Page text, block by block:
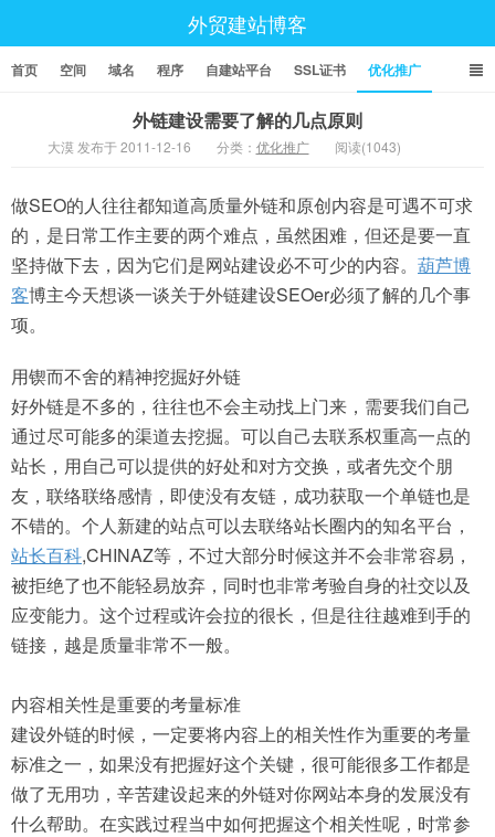
外贸建站博客
首页 空间 域名 程序 自建站平台 SSL证书 优化推广
外链建设需要了解的几点原则
大漠 发布于 2011-12-16 分类： 优化推广 阅读(1043)
做SEO的人往往都知道高质量外链和原创内容是可遇不可求
的，是日常工作主要的两个难点，虽然困难，但还是要一直
坚持做下去，因为它们是网站建设必不可少的内容。 葫芦博
客博主今天想谈一谈关于外链建设SEOer必须了解的几个事
项。
用锲而不舍的精神挖掘好外链
好外链是不多的，往往也不会主动找上门来，需要我们自己
通过尽可能多的渠道去挖掘。可以自己去联系权重高一点的
站长，用自己可以提供的好处和对方交换，或者先交个朋
友，联络联络感情，即使没有友链，成功获取一个单链也是
不错的。个人新建的站点可以去联络站长圈内的知名平台，
站长百科,CHINAZ等，不过大部分时候这并不会非常容易，
被拒绝了也不能轻易放弃，同时也非常考验自身的社交以及
应变能力。这个过程或许会拉的很长，但是往往越难到手的
链接，越是质量非常不一般。
内容相关性是重要的考量标准
建设外链的时候，一定要将内容上的相关性作为重要的考量
标准之一，如果没有把握好这个关键，很可能很多工作都是
做了无用功，辛苦建设起来的外链对你网站本身的发展没有
什么帮助。在实践过程当中如何把握这个相关性呢，时常参